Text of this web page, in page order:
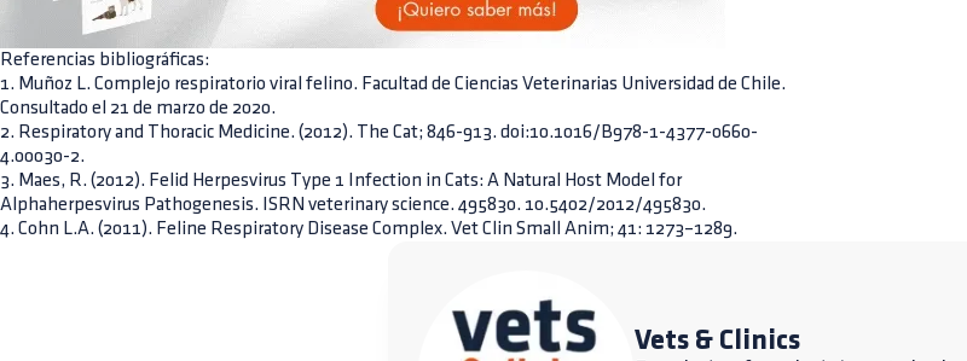
Referencias bibliográficas:
1. Muñoz L. Complejo respiratorio viral felino. Facultad de Ciencias Veterinarias Universidad de Chile.
Consultado el 21 de marzo de 2020.
2. Respiratory and Thoracic Medicine. (2012). The Cat; 846-913. doi:10.1016/B978-1-4377-0660-
4.00030-2.
3. Maes, R. (2012). Felid Herpesvirus Type 1 Infection in Cats: A Natural Host Model for
Alphaherpesvirus Pathogenesis. ISRN veterinary science. 495830. 10.5402/2012/495830.
4. Cohn L.A. (2011). Feline Respiratory Disease Complex. Vet Clin Small Anim; 41: 1273–1289.
Vets & Clinics